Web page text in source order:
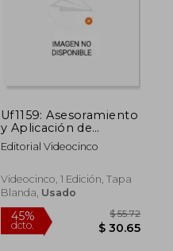
Uf1159: Asesoramiento
y Aplicación de
Técnicas de
Micropigmentación
Profesionalidad)
Editorial Videocinco
Videocinco, 1 Edición, Tapa
Blanda, Usado